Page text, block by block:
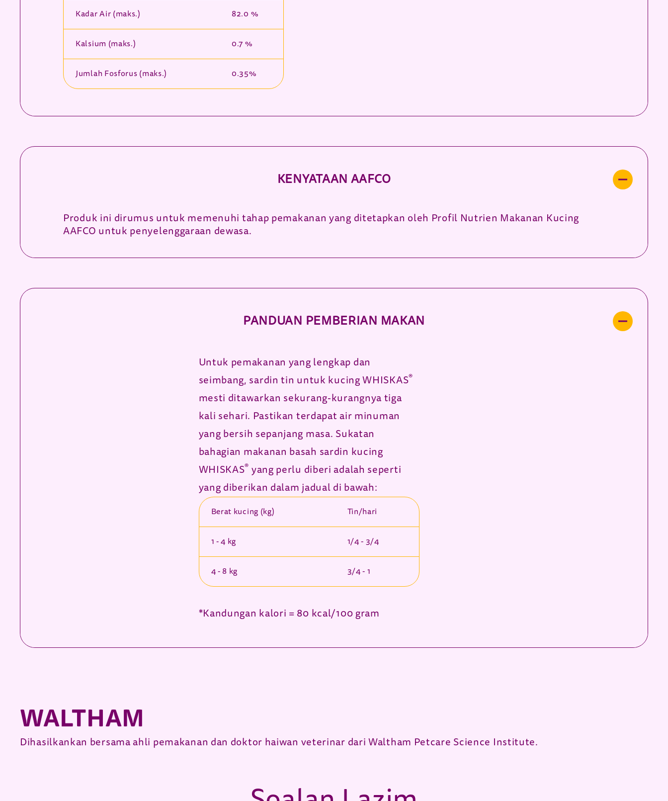
Kadar Air (maks.) 82.0 %
Kalsium (maks.) 0.7 %
Jumlah Fosforus (maks.) 0.35%
KENYATAAN AAFCO
Produk ini dirumus untuk memenuhi tahap pemakanan yang ditetapkan oleh Profil Nutrien Makanan Kucing
AAFCO untuk penyelenggaraan dewasa.
PANDUAN PEMBERIAN MAKAN
Untuk pemakanan yang lengkap dan
seimbang, sardin tin untuk kucing WHISKAS®
mesti ditawarkan sekurang-kurangnya tiga
kali sehari. Pastikan terdapat air minuman
yang bersih sepanjang masa. Sukatan
bahagian makanan basah sardin kucing
WHISKAS® yang perlu diberi adalah seperti
yang diberikan dalam jadual di bawah:
Berat kucing (kg) Tin/hari
1 - 4 kg 1/4 - 3/4
4 - 8 kg 3/4 - 1
*Kandungan kalori = 80 kcal/100 gram
WALTHAM
Dihasilkankan bersama ahli pemakanan dan doktor haiwan veterinar dari Waltham Petcare Science Institute.